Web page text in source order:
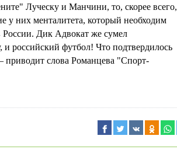
Луческу и Манчини, то, скорее всего,
у них менталитета, который необходим
России. Дик Адвокат же сумел
и российский футбол! Что подтвердилось
слова Романцева "Спорт-